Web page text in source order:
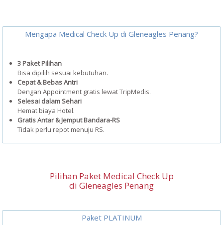
Mengapa Medical Check Up di Gleneagles Penang?
3 Paket Pilihan
Bisa dipilih sesuai kebutuhan.
Cepat & Bebas Antri
Dengan Appointment gratis lewat TripMedis.
Selesai dalam Sehari
Hemat biaya Hotel.
Gratis Antar & Jemput Bandara-RS
Tidak perlu repot menuju RS.
Pilihan Paket Medical Check Up
di Gleneagles Penang
Paket PLATINUM